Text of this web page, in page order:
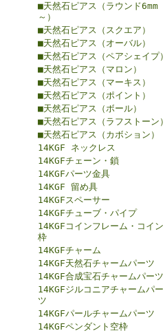
■天然石ピアス（ラウンド6mm
～）
■天然石ピアス（スクエア）
■天然石ピアス（オーバル）
■天然石ピアス（ペアシェイプ）
■天然石ピアス（マロン）
■天然石ピアス（マーキス）
■天然石ピアス（ポイント）
■天然石ピアス（ボール）
■天然石ピアス（ラフストーン）
■天然石ピアス（カボション）
14KGF ネックレス
14KGFチェーン・鎖
14KGFパーツ金具
14KGF 留め具
14KGFスペーサー
14KGFチューブ・パイプ
14KGFコインフレーム・コイン
枠
14KGFチャーム
14KGF天然石チャームパーツ
14KGF合成宝石チャームパーツ
14KGFジルコニアチャームパー
ツ
14KGFパールチャームパーツ
14KGFペンダント空枠